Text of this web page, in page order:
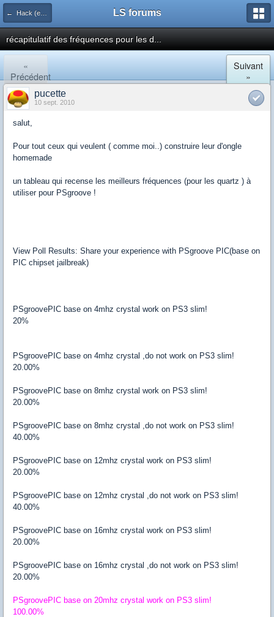
← Hack (exploits, homebrews...) LS forums
récapitulatif des fréquences pour les d...
«
Précédent
Suivant
»
pucette
10 sept. 2010
salut,
Pour tout ceux qui veulent ( comme moi..) construire leur d'ongle
homemade
un tableau qui recense les meilleurs fréquences (pour les quartz ) à
utiliser pour PSgroove !
View Poll Results: Share your experience with PSgroove PIC(base on
PIC chipset jailbreak)
PSgroovePIC base on 4mhz crystal work on PS3 slim!
20%
PSgroovePIC base on 4mhz crystal ,do not work on PS3 slim!
20.00%
PSgroovePIC base on 8mhz crystal work on PS3 slim!
20.00%
PSgroovePIC base on 8mhz crystal ,do not work on PS3 slim!
40.00%
PSgroovePIC base on 12mhz crystal work on PS3 slim!
20.00%
PSgroovePIC base on 12mhz crystal ,do not work on PS3 slim!
40.00%
PSgroovePIC base on 16mhz crystal work on PS3 slim!
20.00%
PSgroovePIC base on 16mhz crystal ,do not work on PS3 slim!
20.00%
PSgroovePIC base on 20mhz crystal work on PS3 slim!
100.00%